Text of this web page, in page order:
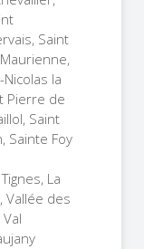
Saint
la
Pierre de
Saint
Sainte Foy
La
Vallée des